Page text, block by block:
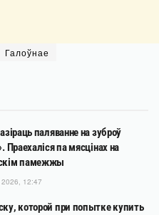
Галоўнае
паляванне на зуброў
Праехаліся па мясцінах на
памежжы
12:47
которой при попытке купить